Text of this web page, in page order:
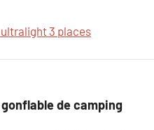
3 places
de camping